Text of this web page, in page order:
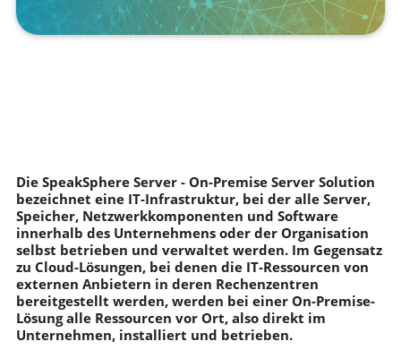
Die SpeakSphere Server - On-Premise Server Solution
bezeichnet eine IT-Infrastruktur, bei der alle Server,
Speicher, Netzwerkkomponenten und Software
innerhalb des Unternehmens oder der Organisation
selbst betrieben und verwaltet werden. Im Gegensatz
zu Cloud-Lösungen, bei denen die IT-Ressourcen von
externen Anbietern in deren Rechenzentren
bereitgestellt werden, werden bei einer On-Premise-
Lösung alle Ressourcen vor Ort, also direkt im
Unternehmen, installiert und betrieben.